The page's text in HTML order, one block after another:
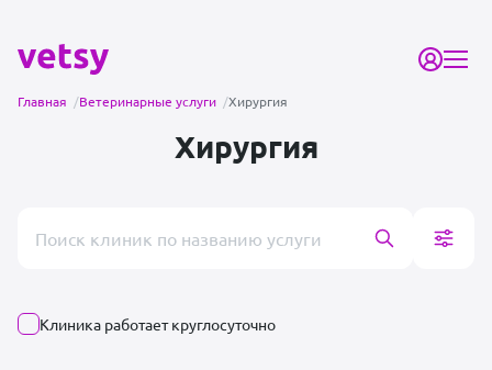
Главная /Ветеринарные услуги /Хирургия
Хирургия
Клиника работает круглосуточно